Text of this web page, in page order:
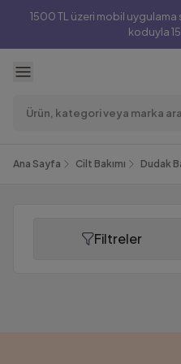
1500 TL üzeri mobil
koduyla
Ana Sayfa Cilt Bakımı Dudak
Filtreler
Dudak Peelingi